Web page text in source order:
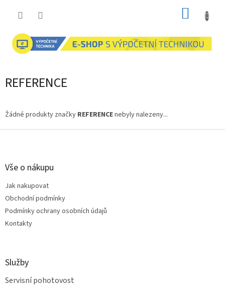
REFERENCE
Žádné produkty značky REFERENCEnebyly nalezeny...
Z
Vše o nákupu
Jak nakupovat
Obchodní podmínky
Podmínky ochrany osobních údajů
Kontakty
Služby
Servisní pohotovost